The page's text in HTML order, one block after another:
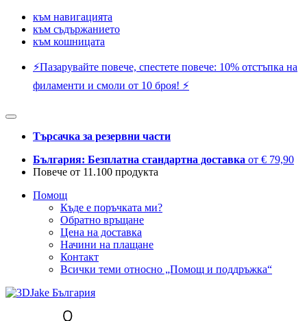
към навигацията
към съдържанието
към кошницата
⚡️Пазарувайте повече, спестете повече: 10% отстъпка на
филаменти и смоли от 10 броя! ⚡️
Търсачка за резервни части
България: Безплатна стандартна доставка от € 79,90
Повече от 11.100 продукта
Помощ
Къде е поръчката ми?
Обратно връщане
Цена на доставка
Начини на плащане
Контакт
Всички теми относно „Помощ и поддръжка“